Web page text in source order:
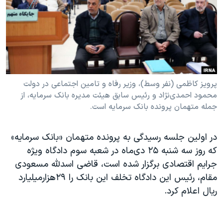
فرهنگ و زندگی
حقوق شهروندی
اقتصادی
علم و فناوری
اسرائیل در جنگ
گالری عکس
مستندها
انتخابات ریاست جمهوری آمریکا ۲۰۲۴
حمله جمهوری اسلامی به اسرائیل
رمز مهسا
ورزش زنان در ایران
اعتراضات زن، زندگی، آزادی
تریبونال مردمی آبان ۹۸
دادگاه حمید نوری
چهل سال گروگان‌گیری
قانون شفافیت دارائی کادر رهبری ایران
دنبال کنید
زبانهای مختلف
پرویز کاظمی (نفر وسط)، وزیر رفاه و تامین اجتماعی در دولت
محمود احمدی‌نژاد و رئیس سابق هیئت مدیره بانک سرمایه، از
جمله متهمان پرونده بانک سرمایه است.
در اولین جلسه رسیدگی به پرونده متهمان «بانک سرمایه»
که روز سه شنبه ۲۵ دی‌ماه در شعبه سوم دادگاه ویژه
جرایم اقتصادی برگزار شده است، قاضی اسدلله مسعودی
مقام، رئیس این دادگاه تخلف این بانک را ۲۹هزارمیلیارد
ریال اعلام کرد.